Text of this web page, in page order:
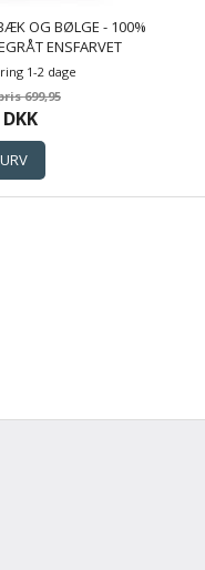
OG BØLGE - 100%
ENSFARVET
1-2 dage
699,95
DKK